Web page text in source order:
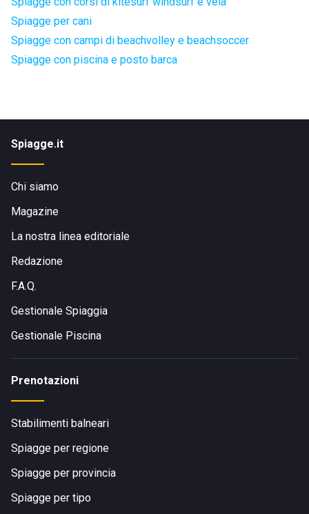
Spiagge per cani
Spiagge con campi di beachvolley e beachsoccer
Spiagge con piscina e posto barca
Spiagge.it
Chi siamo
Magazine
La nostra linea editoriale
Redazione
F.A.Q.
Gestionale Spiaggia
Gestionale Piscina
Prenotazioni
Stabilimenti balneari
Spiagge per regione
Spiagge per provincia
Spiagge per tipo